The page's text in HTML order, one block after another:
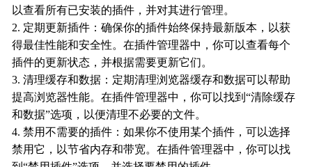
以查看所有已安装的插件，并对其进行管理。
2. 定期更新插件：确保你的插件始终保持最新版本，以获
得最佳性能和安全性。在插件管理器中，你可以查看每个
插件的更新状态，并根据需要更新它们。
3. 清理缓存和数据：定期清理浏览器缓存和数据可以帮助
提高浏览器性能。在插件管理器中，你可以找到“清除缓存
和数据”选项，以便清理不必要的文件。
4. 禁用不需要的插件：如果你不使用某个插件，可以选择
禁用它，以节省内存和带宽。在插件管理器中，你可以找